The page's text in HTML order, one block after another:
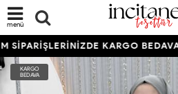
menü
SİPARİŞLERİNİZDE KARGO BEDAVA!
KARGO
BEDAVA